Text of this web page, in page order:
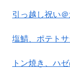
引っ越し祝い
塩鯖、ポテト
トン焼き、ハ